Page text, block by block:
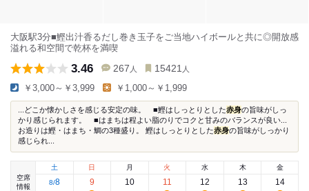
大阪駅3分■鰹出汁香るだし巻き玉子をご当地ハイボールと共に◎開放感
溢れる和空間で乾杯を満喫
3.46 267 人 15421 人
￥3,000～￥3,999 ￥1,000～￥1,999
...どこか懐かしさを感じる安定の味。 ■鰹はしっとりとした赤身の旨味がしっ
かり感じられます。 ■はまちは程よい脂のりでコクと甘みのバランスが良い...
お造りは鰹・はまち・鯛の3種盛り。 鰹はしっとりとした赤身の旨味がしっかり
感じられ...
空席
情報
土
8/8
日
9
月
10
火
11
水
12
木
13
金
14